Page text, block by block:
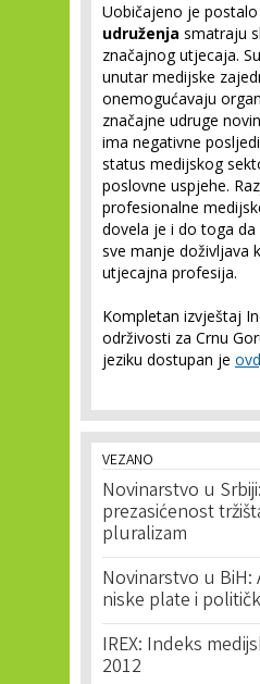
Uobičajeno je postalo
udruženja smatraju
značajnog utjecaja.
unutar medijske
onemogućavaju
značajne udruge
ima negativne
status medijskog
poslovne uspjehe.
profesionalne
dovela je i do toga
sve manje doživljava
utjecajna profesija.
Kompletan izvještaj
održivosti za Crnu
jeziku dostupan je
VEZANO
Novinarstvo u
prezasićenost
pluralizam
Novinarstvo u
niske plate i
IREX: Indeks
2012